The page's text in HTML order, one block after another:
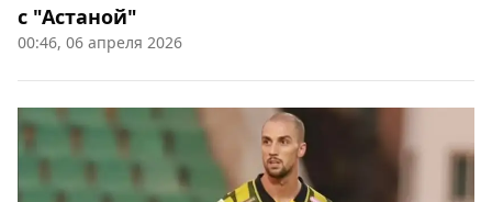
с "Астаной"
00:46, 06 апреля 2026